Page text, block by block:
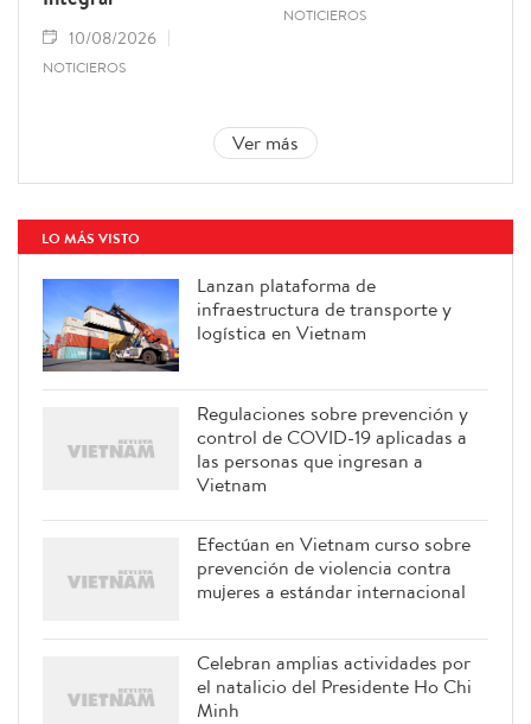
10/08/2026
NOTICIEROS
NOTICIEROS
Ver más
LO MÁS VISTO
Lanzan plataforma de
infraestructura de transporte y
logística en Vietnam
Regulaciones sobre prevención y
control de COVID-19 aplicadas a
las personas que ingresan a
Vietnam
Efectúan en Vietnam curso sobre
prevención de violencia contra
mujeres a estándar internacional
Celebran amplias actividades por
el natalicio del Presidente Ho Chi
Minh